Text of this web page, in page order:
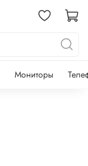
Мониторы